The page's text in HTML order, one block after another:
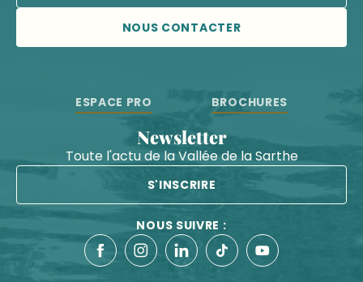
NOUS CONTACTER
ESPACE PRO BROCHURES
Newsletter
Toute l'actu de la Vallée de la Sarthe
S'INSCRIRE
NOUS SUIVRE :